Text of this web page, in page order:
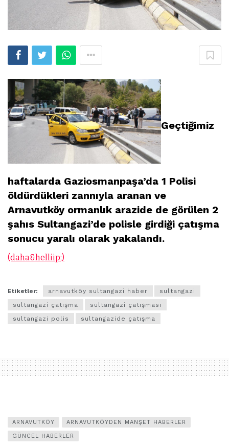
Geçtiğimiz
haftalarda Gaziosmanpaşa’da 1 Polisi
öldürdükleri zannıyla aranan ve
Arnavutköy ormanlık arazide de görülen 2
şahıs Sultangazi’de polisle girdiği çatışma
sonucu yaralı olarak yakalandı.
(daha&helliip;)
Etiketler: arnavutköy sultangazi haber
sultangazi
sultangazi çatışma
sultangazi çatışması
sultangazi polis
sultangazide çatışma
ARNAVUTKÖY ARNAVUTKÖYDEN MANŞET HABERLER
GÜNCEL HABERLER